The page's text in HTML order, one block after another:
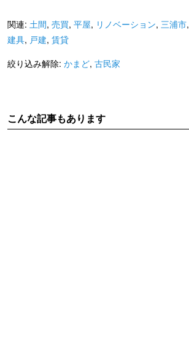
関連: 土間, 売買, 平屋, リノベーション, 三浦市,
建具, 戸建, 賃貸
絞り込み解除: かまど, 古民家
こんな記事もあります